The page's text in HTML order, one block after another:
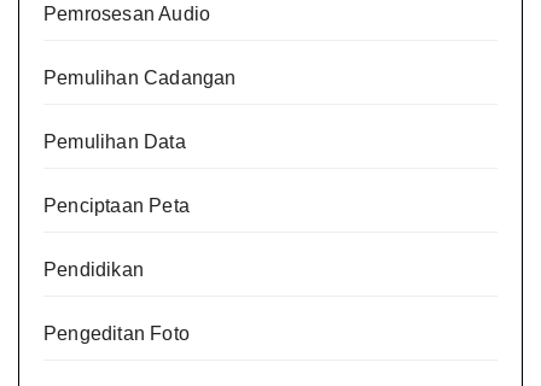
Pemrosesan Audio
Pemulihan Cadangan
Pemulihan Data
Penciptaan Peta
Pendidikan
Pengeditan Foto